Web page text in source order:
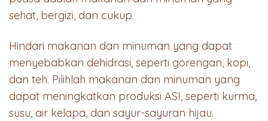
sehat, bergizi, dan cukup.
Hindari makanan dan minuman yang dapat
menyebabkan dehidrasi, seperti gorengan, kopi,
dan teh. Pilihlah makanan dan minuman yang
dapat meningkatkan produksi ASI, seperti kurma,
susu, air kelapa, dan sayur-sayuran hijau.